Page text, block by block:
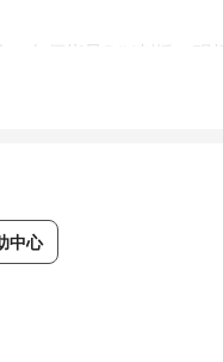
：名师指导DIY刺绣，现
)
，四个主题展厅，溯源
了解湘绣非遗传统工艺，
习馆(10分钟)
中心